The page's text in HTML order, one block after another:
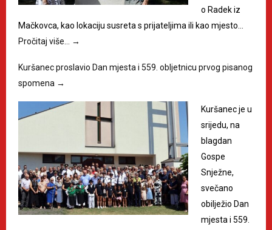
o Radek iz
Mačkovca, kao lokaciju susreta s prijateljima ili kao mjesto…
Pročitaj više…
→
Kuršanec proslavio Dan mjesta i 559. obljetnicu prvog pisanog
spomena →
Kuršanec je u
srijedu, na
blagdan
Gospe
Snježne,
svečano
obilježio Dan
mjesta i 559.